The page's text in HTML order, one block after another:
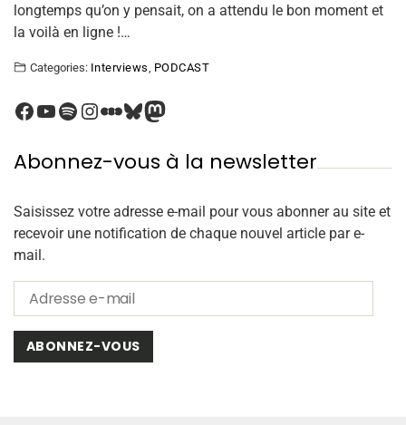
longtemps qu’on y pensait, on a attendu le bon moment et
la voilà en ligne !…
Categories: Interviews PODCAST
Abonnez-vous à la newsletter
Saisissez votre adresse e-mail pour vous abonner au site et
recevoir une notification de chaque nouvel article par e-
mail.
ABONNEZ-VOUS